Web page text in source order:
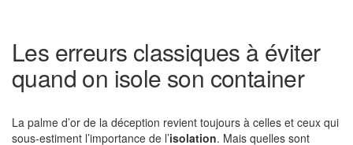
Les erreurs classiques à éviter
quand on isole son container
La palme d’or de la déception revient toujours à celles et ceux qui
sous-estiment l’importance de l’isolation. Mais quelles sont